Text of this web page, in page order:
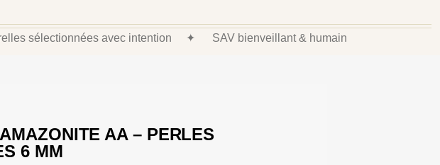
sélectionnées avec intention ✦ SAV bienveillant & humain
AA – PERLES
6 MM